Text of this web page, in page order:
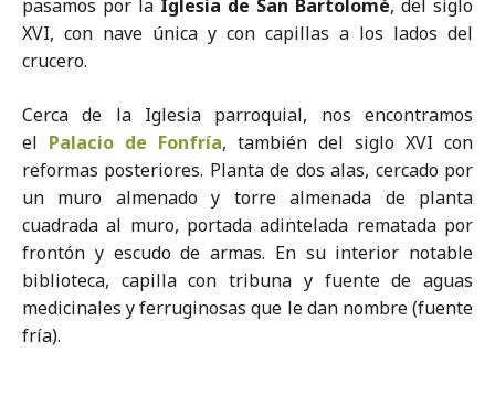
pasamos por la Iglesia de San Bartolomé, del siglo
XVI, con nave única y con capillas a los lados del
crucero.
Cerca de la Iglesia parroquial, nos encontramos
el Palacio de Fonfría, también del siglo XVI con
reformas posteriores. Planta de dos alas, cercado por
un muro almenado y torre almenada de planta
cuadrada al muro, portada adintelada rematada por
frontón y escudo de armas. En su interior notable
biblioteca, capilla con tribuna y fuente de aguas
medicinales y ferruginosas que le dan nombre (fuente
fría).